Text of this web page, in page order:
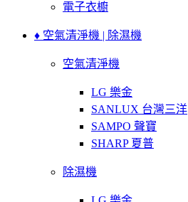
電子衣櫥
♦ 空氣清淨機 | 除濕機
空氣清淨機
LG 樂金
SANLUX 台灣三洋
SAMPO 聲寶
SHARP 夏普
除濕機